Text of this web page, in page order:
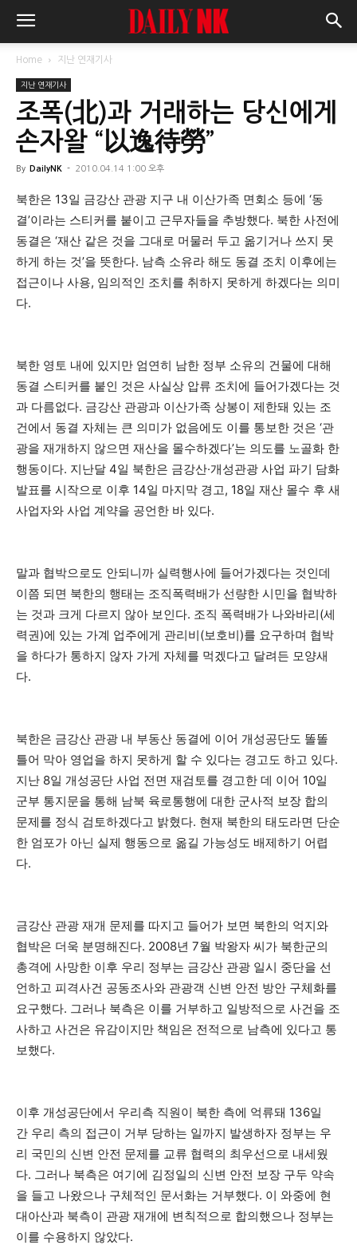
Home 지난 연재기사
지난 연재기사
조폭(北)과 거래하는 당신에게
손자왈 “以逸待勞”
By DailyNK - 2010.04.14 1:00 오후
북한은 13일 금강산 관광 지구 내 이산가족 면회소 등에 ‘동
결’이라는 스티커를 붙이고 근무자들을 추방했다. 북한 사전에
동결은 ‘재산 같은 것을 그대로 머물러 두고 옮기거나 쓰지 못
하게 하는 것’을 뜻한다. 남측 소유라 해도 동결 조치 이후에는
접근이나 사용, 임의적인 조치를 취하지 못하게 하겠다는 의미
다.
북한 영토 내에 있지만 엄연히 남한 정부 소유의 건물에 대해
동결 스티커를 붙인 것은 사실상 압류 조치에 들어가겠다는 것
과 다름없다. 금강산 관광과 이산가족 상봉이 제한돼 있는 조
건에서 동결 자체는 큰 의미가 없음에도 이를 통보한 것은 ‘관
광을 재개하지 않으면 재산을 몰수하겠다’는 의도를 노골화 한
행동이다. 지난달 4일 북한은 금강산·개성관광 사업 파기 담화
발표를 시작으로 이후 14일 마지막 경고, 18일 재산 몰수 후 새
사업자와 사업 계약을 공언한 바 있다.
말과 협박으로도 안되니까 실력행사에 들어가겠다는 것인데
이쯤 되면 북한의 행태는 조직폭력배가 선량한 시민을 협박하
는 것과 크게 다르지 않아 보인다. 조직 폭력배가 나와바리(세
력권)에 있는 가계 업주에게 관리비(보호비)를 요구하며 협박
을 하다가 통하지 않자 가게 자체를 먹겠다고 달려든 모양새
다.
북한은 금강산 관광 내 부동산 동결에 이어 개성공단도 똘똘
틀어 막아 영업을 하지 못하게 할 수 있다는 경고도 하고 있다.
지난 8일 개성공단 사업 전면 재검토를 경고한 데 이어 10일
군부 통지문을 통해 남북 육로통행에 대한 군사적 보장 합의
문제를 정식 검토하겠다고 밝혔다. 현재 북한의 태도라면 단순
한 엄포가 아닌 실제 행동으로 옮길 가능성도 배제하기 어렵
다.
금강산 관광 재개 문제를 따지고 들어가 보면 북한의 억지와
협박은 더욱 분명해진다. 2008년 7월 박왕자 씨가 북한군의
총격에 사망한 이후 우리 정부는 금강산 관광 일시 중단을 선
언하고 피격사건 공동조사와 관광객 신변 안전 방안 구체화를
요구했다. 그러나 북측은 이를 거부하고 일방적으로 사건을 조
사하고 사건은 유감이지만 책임은 전적으로 남측에 있다고 통
보했다.
이후 개성공단에서 우리측 직원이 북한 측에 억류돼 136일
간 우리 측의 접근이 거부 당하는 일까지 발생하자 정부는 우
리 국민의 신변 안전 문제를 교류 협력의 최우선으로 내세웠
다. 그러나 북측은 여기에 김정일의 신변 안전 보장 구두 약속
을 들고 나왔으나 구체적인 문서화는 거부했다. 이 와중에 현
대아산과 북측이 관광 재개에 변칙적으로 합의했으나 정부는
이를 수용하지 않았다.